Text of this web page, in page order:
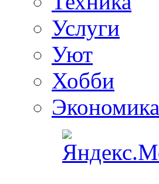
Услуги
Уют
Хобби
Экономика